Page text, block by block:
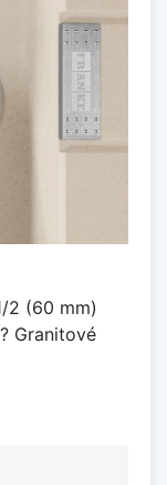
2 (60 mm)
Granitové